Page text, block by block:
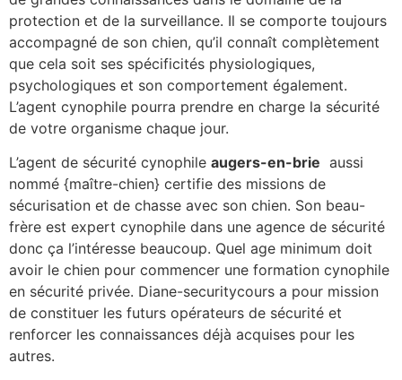
protection et de la surveillance. Il se comporte toujours
accompagné de son chien, qu’il connaît complètement
que cela soit ses spécificités physiologiques,
psychologiques et son comportement également.
L’agent cynophile pourra prendre en charge la sécurité
de votre organisme chaque jour.
L’agent de sécurité cynophile augers-en-brie aussi
nommé {maître-chien} certifie des missions de
sécurisation et de chasse avec son chien. Son beau-
frère est expert cynophile dans une agence de sécurité
donc ça l’intéresse beaucoup. Quel age minimum doit
avoir le chien pour commencer une formation cynophile
en sécurité privée. Diane-securitycours a pour mission
de constituer les futurs opérateurs de sécurité et
renforcer les connaissances déjà acquises pour les
autres.